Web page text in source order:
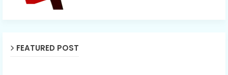
FEATURED POST